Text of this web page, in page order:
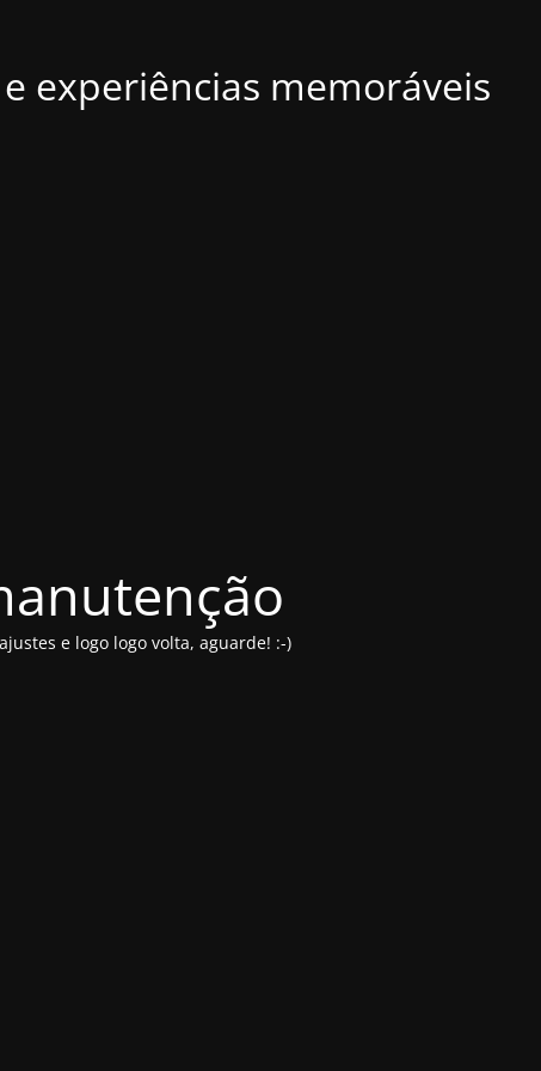
experiências memoráveis
e logo logo volta, aguarde! :-)